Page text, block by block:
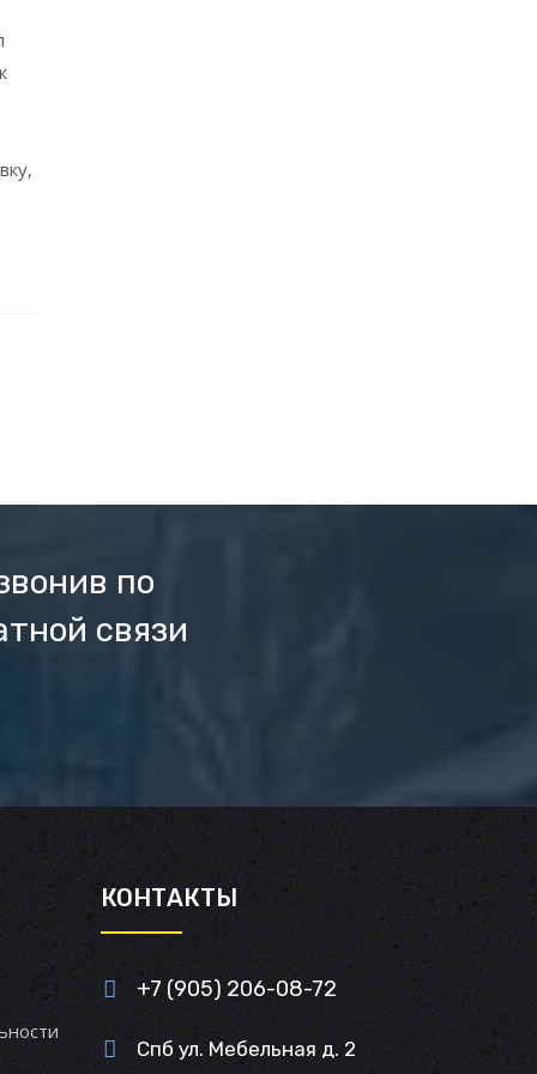
по
связи
КОНТАКТЫ
+7 (905) 206-08-72
Спб ул. Мебельная д. 2